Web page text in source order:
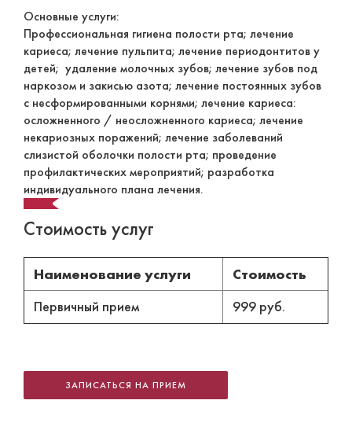
Основные услуги:
Профессиональная гигиена полости рта; лечение
кариеса; лечение пульпита; лечение периодонтитов у
детей; удаление молочных зубов; лечение зубов под
наркозом и закисью азота; лечение постоянных зубов
с несформированными корнями; лечение кариеса:
осложненного / неосложненного кариеса; лечение
некариозных поражений; лечение заболеваний
слизистой оболочки полости рта; проведение
профилактических мероприятий; разработка
индивидуального плана лечения.
Стоимость услуг
Наименование услуги Стоимость
Первичный прием 999 руб.
ЗАПИСАТЬСЯ НА ПРИЕМ